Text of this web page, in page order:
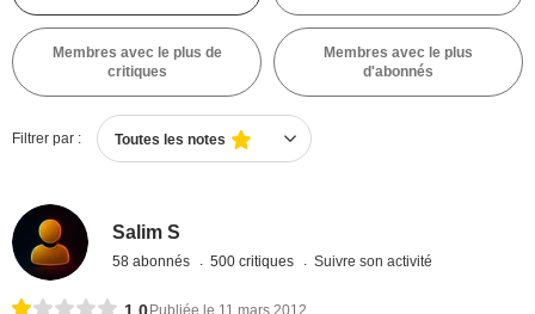
Membres avec le plus de
critiques
Membres avec le plus
d'abonnés
Filtrer par : Toutes les notes
Salim S
58 abonnés 500 critiques Suivre son activité